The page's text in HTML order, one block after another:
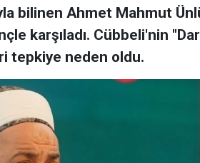
bilinen Ahmet Mahmut
karşıladı. Cübbeli'nin
tepkiye neden oldu.